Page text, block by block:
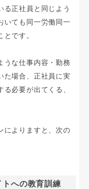
る正社員と同じよう
いても同一労働同一
です。
うな仕事内容・勤務
た場合、正社員に実
必要が出てくる、
によりますと、次の
への教育訓練